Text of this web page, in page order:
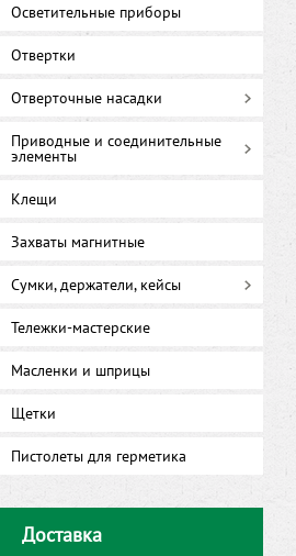
Осветительные приборы
Отвертки
Отверточные насадки
Приводные и соединительные
элементы
Клещи
Захваты магнитные
Сумки, держатели, кейсы
Тележки-мастерские
Масленки и шприцы
Щетки
Пистолеты для герметика
Доставка